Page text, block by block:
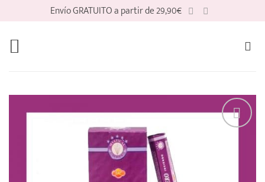
contenido
Envío GRATUITO a partir de 29,90€